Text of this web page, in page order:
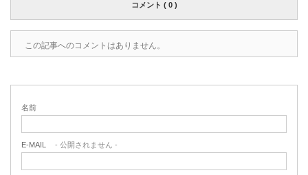
コメント ( 0 )
この記事へのコメントはありません。
名前
E-MAIL - 公開されません -